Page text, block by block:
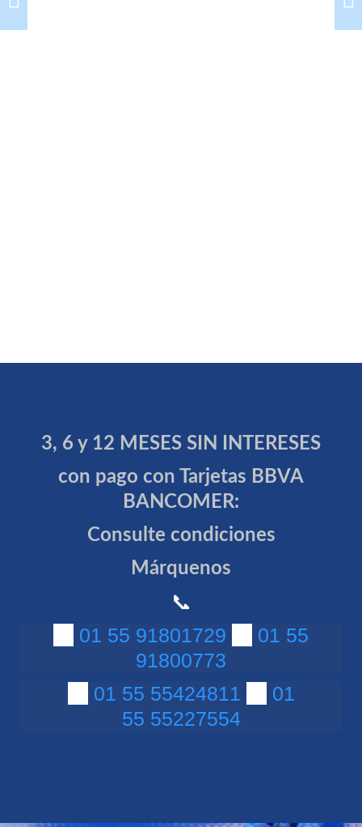
3, 6 y 12 MESES SIN INTERESES
con pago con Tarjetas BBVA
BANCOMER:
Consulte condiciones
Márquenos
📞
01 55 91801729
01 55
91800773
01 55 55424811
01
55 55227554